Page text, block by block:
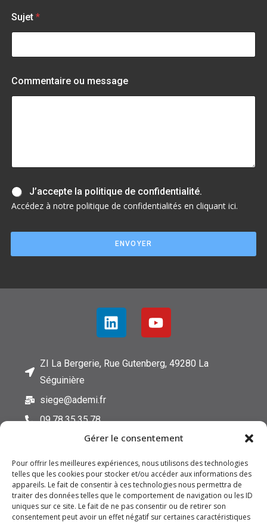
Gérer le consentement
Pour offrir les meilleures expériences, nous utilisons des technologies
telles que les cookies pour stocker et/ou accéder aux informations des
appareils. Le fait de consentir à ces technologies nous permettra de
traiter des données telles que le comportement de navigation ou les ID
uniques sur ce site. Le fait de ne pas consentir ou de retirer son
consentement peut avoir un effet négatif sur certaines caractéristiques
Sujet *
Commentaire ou message
J
c
p
n
f
i
d
e
n
J’accepte la politique de confidentialité.
Accédez à notre politique de confidentialités en cliquant ici.
ENVOYER
ZI La Bergerie, Rue Gutenberg, 49280 La
Séguinière
siege@ademi.fr
09.78.35.35.78
FAQ